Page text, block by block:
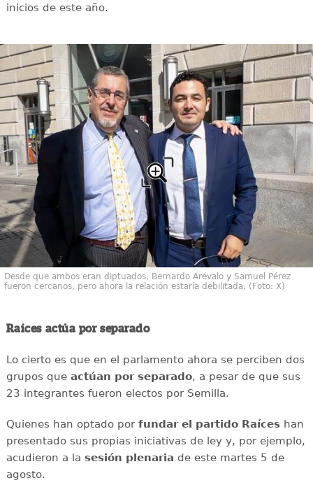
inicios de este año.
Desde que ambos eran diptuados, Bernardo Arévalo y Samuel Pérez
fueron cercanos, pero ahora la relación estaría debilitada. (Foto: X)
Raíces actúa por separado
Lo cierto es que en el parlamento ahora se perciben dos
grupos que actúan por separado, a pesar de que sus
23 integrantes fueron electos por Semilla.
Quienes han optado porfundar el partido Raíceshan
presentado sus propias iniciativas de ley y, por ejemplo,
acudieron a la sesión plenaria de este martes 5 de
agosto.